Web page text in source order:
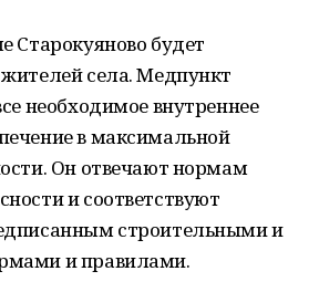
Старокуяново будет
села. Медпункт
необходимое внутреннее
в максимальной
Он отвечают нормам
и соответствуют
строительными и
и правилами.